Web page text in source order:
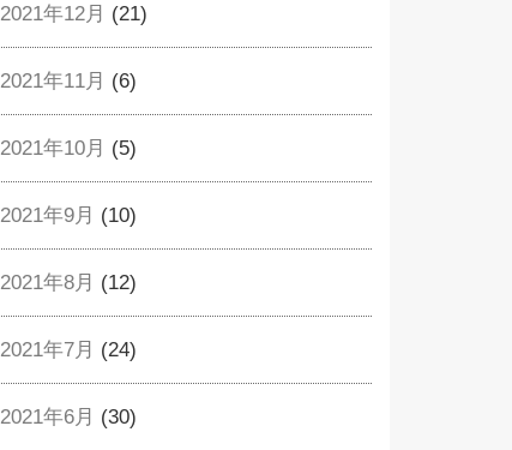
2021年12月 (21)
2021年11月 (6)
2021年10月 (5)
2021年9月 (10)
2021年8月 (12)
2021年7月 (24)
2021年6月 (30)